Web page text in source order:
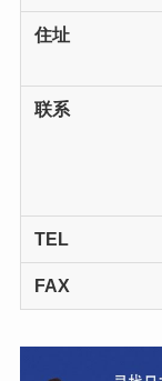
住址
联系
TEL
FAX